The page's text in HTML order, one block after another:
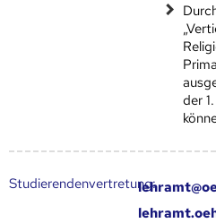
der
Studierendenvertretung: